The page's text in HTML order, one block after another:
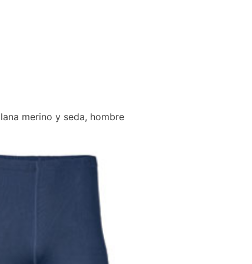
merino y seda, hombre